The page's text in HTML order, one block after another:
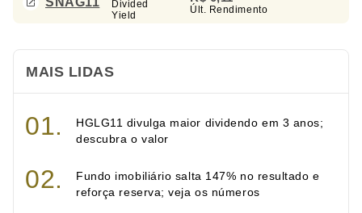
Divided
Yield
Últ. Rendimento
MAIS LIDAS
HGLG11 divulga maior dividendo em 3 anos;
descubra o valor
Fundo imobiliário salta 147% no resultado e
reforça reserva; veja os números